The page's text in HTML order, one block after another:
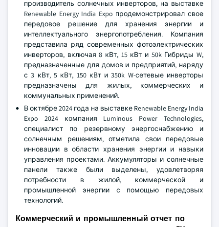
производитель солнечных инверторов, на выставке
Renewable Energy India Expo продемонстрировал свое
передовое решение для хранения энергии и
интеллектуального энергопотребления. Компания
представила ряд современных фотоэлектрических
инверторов, включая 8 кВт, 15 кВт и 50k Гибриды W,
предназначенные для домов и предприятий, наряду
с 3 кВт, 5 кВт, 150 кВт и 350k W-сетевые инверторы
предназначены для жилых, коммерческих и
коммунальных применений.
В октябре 2024 года на выставке Renewable Energy India
Expo 2024 компания Luminous Power Technologies,
специалист по резервному энергоснабжению и
солнечным решениям, отметила свои передовые
инновации в области хранения энергии и навыки
управления проектами. Аккумуляторы и солнечные
панели также были выделены, удовлетворяя
потребности в жилой, коммерческой и
промышленной энергии с помощью передовых
технологий.
Коммерческий и промышленный отчет по